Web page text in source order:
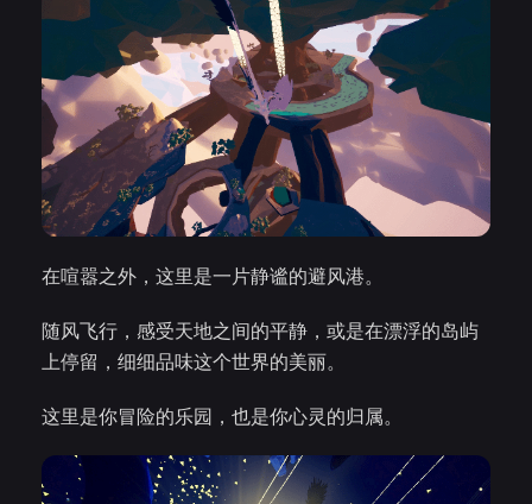
在喧嚣之外，这里是一片静谧的避风港。
随风飞行，感受天地之间的平静，或是在漂浮的岛屿
上停留，细细品味这个世界的美丽。
这里是你冒险的乐园，也是你心灵的归属。